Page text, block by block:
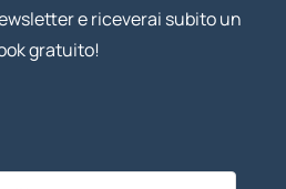
e riceverai subito un
gratuito!